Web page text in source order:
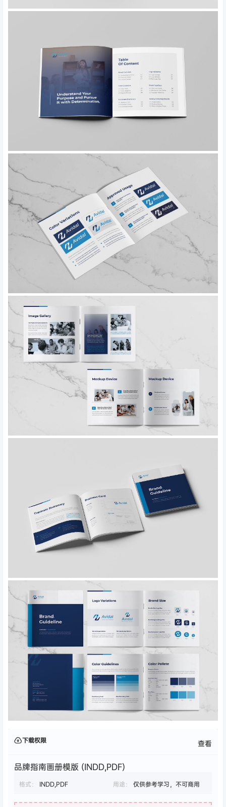
下载权限 查看
品牌指南画册模版 (INDD,PDF)
格式： INDD,PDF 用途： 仅供参考学习，不可商用